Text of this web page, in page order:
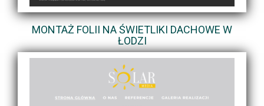
MONTAŻ FOLII NA ŚWIETLIKI DACHOWE W
ŁODZI